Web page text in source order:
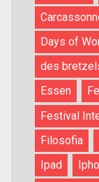
Days of
des
Essen
Festival
Filosofia
Ipad